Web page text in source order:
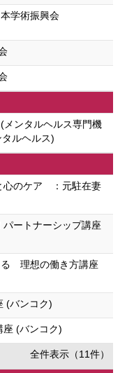
学術振興会
メンタルヘルス専門機
ルヘルス)
心のケア ：元駐在妻
ートナーシップ講座
る 理想の働き方講座
(バンコク)
座 (バンコク)
全件表示（11件）